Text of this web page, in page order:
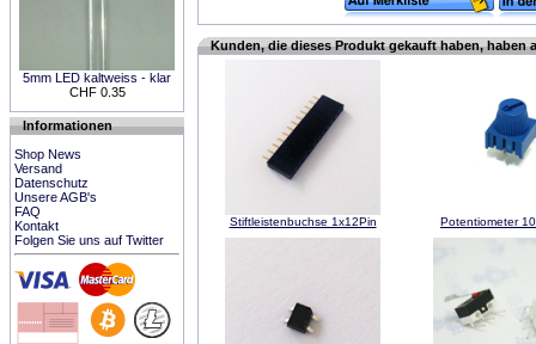
5mm LED kaltweiss - klar
CHF 0.35
Informationen
Shop News
Versand
Datenschutz
Unsere AGB's
FAQ
Kontakt
Folgen Sie uns auf Twitter
Kunden, die dieses Produkt gekauft haben, haben
Stiftleistenbuchse 1x12Pin Potentiometer